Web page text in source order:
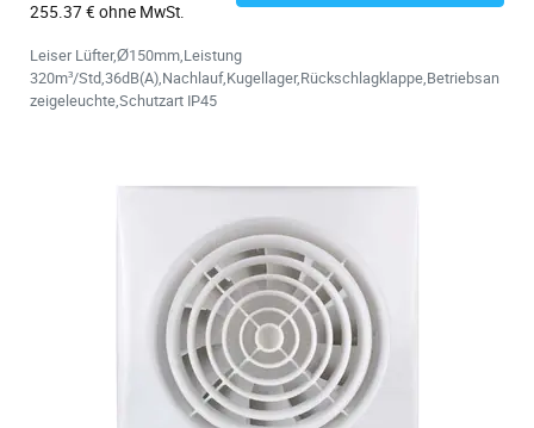
255.37 € ohne MwSt.
Leiser Lüfter,Ø150mm,Leistung
320m³/Std,36dB(A),Nachlauf,Kugellager,Rückschlagklappe,Betriebsan
zeigeleuchte,Schutzart IP45